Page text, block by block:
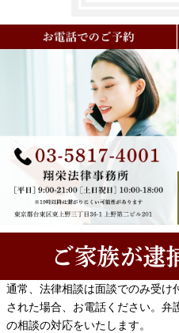
通常、法律相談は面談でのみ受け
された場合、お電話ください。弁
の相談の対応をいたします。